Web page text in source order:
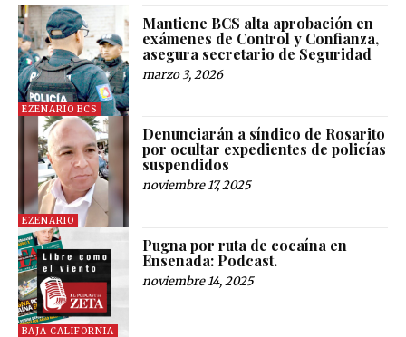
EZENARIO BCS
Mantiene BCS alta aprobación en
exámenes de Control y Confianza,
asegura secretario de Seguridad
marzo 3, 2026
EZENARIO
Denunciarán a síndico de Rosarito
por ocultar expedientes de policías
suspendidos
noviembre 17, 2025
BAJA CALIFORNIA
Pugna por ruta de cocaína en
Ensenada: Podcast.
noviembre 14, 2025